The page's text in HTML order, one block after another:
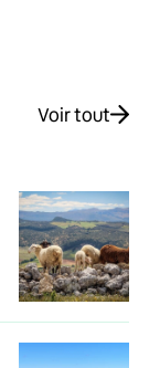
Voir tout